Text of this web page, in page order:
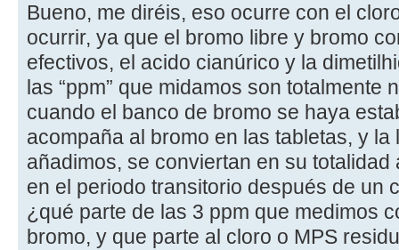
Bueno, me diréis, eso ocurre con el
ocurrir, ya que el bromo libre y bromo
efectivos, el acido cianúrico y la
las “ppm” que midamos son totalmente
cuando el banco de bromo se haya
acompaña al bromo en las tabletas, y
añadimos, se conviertan en su totalidad
en el periodo transitorio después de un
¿qué parte de las 3 ppm que medimos
bromo, y que parte al cloro o MPS